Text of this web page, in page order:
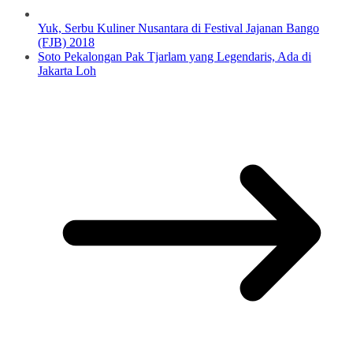
Yuk, Serbu Kuliner Nusantara di Festival Jajanan Bango
(FJB) 2018
Soto Pekalongan Pak Tjarlam yang Legendaris, Ada di
Jakarta Loh